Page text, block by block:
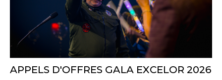
APPELS D'OFFRES GALA EXCELOR 2026